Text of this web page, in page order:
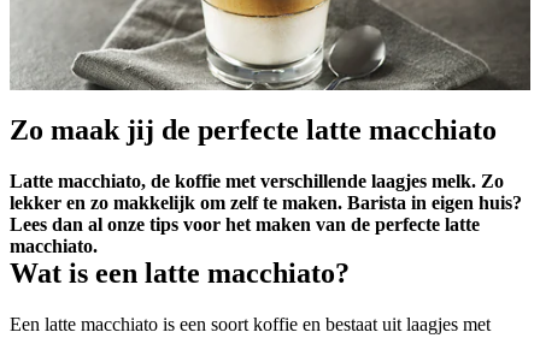
Zo maak jij de perfecte latte macchiato
Latte macchiato, de koffie met verschillende laagjes melk. Zo
lekker en zo makkelijk om zelf te maken. Barista in eigen huis?
Lees dan al onze tips voor het maken van de perfecte latte
macchiato.
Wat is een latte macchiato?
Een latte macchiato is een soort koffie en bestaat uit laagjes met